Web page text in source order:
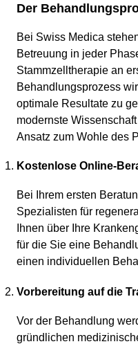
Der
Bei Swiss Medica
Betreuung in jeder
Stammzelltherapie an
Behandlungsprozess
optimale Resultate zu
modernste
Ansatz zum Wohle des
Kostenlose Online-
Bei Ihrem ersten
Spezialisten für
Ihnen über Ihre
für die Sie eine
einen individuellen
Vorbereitung auf die
Vor der Behandlung
gründlichen